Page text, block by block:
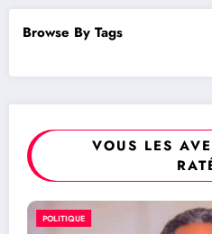
Browse By Tags
VOUS LES
POLITIQUE